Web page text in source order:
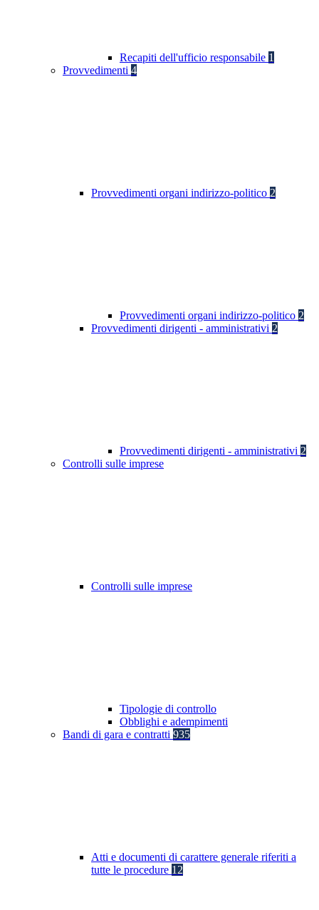
Recapiti dell'ufficio responsabile 1
Provvedimenti 4
Provvedimenti organi indirizzo-politico 2
Provvedimenti organi indirizzo-politico 2
Provvedimenti dirigenti - amministrativi 2
Provvedimenti dirigenti - amministrativi 2
Controlli sulle imprese
Controlli sulle imprese
Tipologie di controllo
Obblighi e adempimenti
Bandi di gara e contratti 935
Atti e documenti di carattere generale riferiti a
tutte le procedure 12